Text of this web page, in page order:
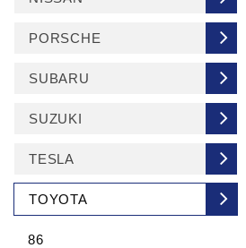
PORSCHE
SUBARU
SUZUKI
TESLA
TOYOTA
86